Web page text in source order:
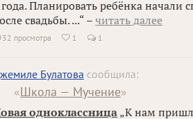
Планировать ребёнка начали
свадьбы. ...“ – читать далее
просмотра  1 1
Булатова сообщила:
«Школа — Мучение»
одноклассница „К нам